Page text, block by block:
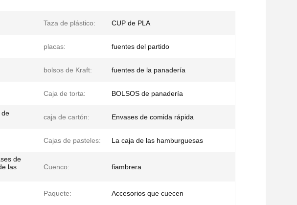
Taza de plástico: CUP de PLA
placas: fuentes del partido
bolsos de Kraft: fuentes de la panadería
Caja de torta: BOLSOS de panadería
de
caja de cartón: Envases de comida rápida
Cajas de pasteles: La caja de las hamburguesas
de
las
Cuenco: fiambrera
Paquete: Accesorios que cuecen